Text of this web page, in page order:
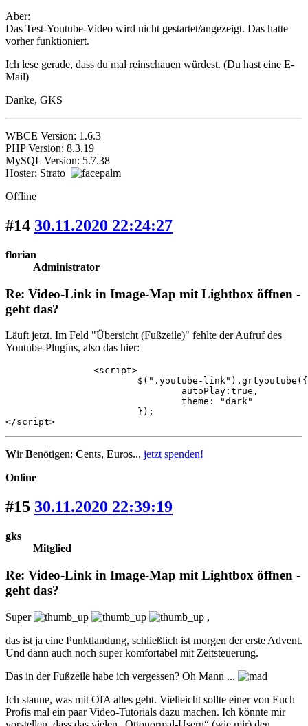
Aber:
Das Test-Youtube-Video wird nicht gestartet/angezeigt. Das hatte
vorher funktioniert.
Ich lese gerade, dass du mal reinschauen würdest. (Du hast eine E-
Mail)
Danke, GKS
WBCE Version: 1.6.3
PHP Version: 8.3.19
MySQL Version: 5.7.38
Hoster: Strato
Offline
#14 30.11.2020 22:24:27
florian
Administrator
Re: Video-Link in Image-Map mit Lightbox öffnen -
geht das?
Läuft jetzt. Im Feld "Übersicht (Fußzeile)" fehlte der Aufruf des
Youtube-Plugins, also das hier:
</script>
WirBenötigen: Cents, Euros... jetzt spenden!
Online
#15 30.11.2020 22:39:19
gks
Mitglied
Re: Video-Link in Image-Map mit Lightbox öffnen -
geht das?
Super
,
das ist ja eine Punktlandung, schließlich ist morgen der erste Advent.
Und dann auch noch super komfortabel mit Zeitsteuerung.
Das in der Fußzeile habe ich vergessen? Oh Mann ...
Ich staune, was mit OfA alles geht. Vielleicht sollte einer von Euch
Profis mal ein paar Video-Tutorials dazu machen. Ich könnte mir